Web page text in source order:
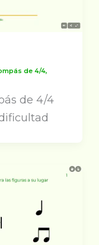
de 4/4,
de 4/4